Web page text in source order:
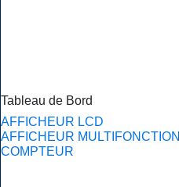
Tableau de Bord
AFFICHEUR LCD
AFFICHEUR MULTIFONCTION
COMPTEUR